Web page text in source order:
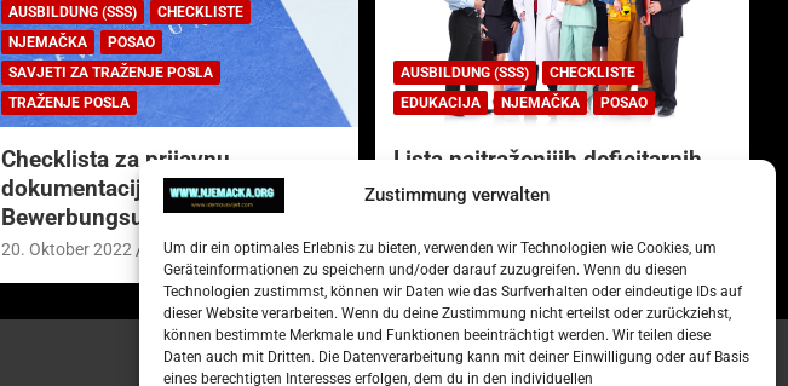
Zustimmung verwalten
Um dir ein optimales Erlebnis zu bieten, verwenden wir Technologien wie Cookies, um
Geräteinformationen zu speichern und/oder darauf zuzugreifen. Wenn du diesen
Technologien zustimmst, können wir Daten wie das Surfverhalten oder eindeutige IDs auf
dieser Website verarbeiten. Wenn du deine Zustimmung nicht erteilst oder zurückziehst,
können bestimmte Merkmale und Funktionen beeinträchtigt werden. Wir teilen diese
Daten auch mit Dritten. Die Datenverarbeitung kann mit deiner Einwilligung oder auf Basis
eines berechtigten Interesses erfolgen, dem du in den individuellen
AUSBILDUNG (SSS)
CHECKLISTE
NJEMAČKA
POSAO
SAVJETI ZA TRAŽENJE POSLA
TRAŽENJE POSLA
Checklista za prijavnu
dokumentaciju (njem.
Bewerbungsunterlagen)
20. Oktober 2022 Redakcija
AUSBILDUNG (SSS)
CHECKLISTE
EDUKACIJA
NJEMAČKA POSAO
Lista najtraženijih deficitarnih
zanimanja u Njemačkoj.